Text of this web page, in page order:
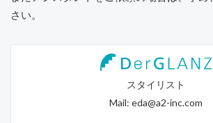
さい。
スタイリスト
Mail: eda@a2-inc.com